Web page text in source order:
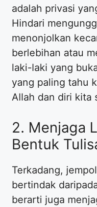
adalah privasi
Hindari
menonjolkan
berlebihan atau
laki-laki yang
yang paling tahu
Allah dan diri kita
​2. Menjaga
Bentuk
​Terkadang,
bertindak
berarti juga